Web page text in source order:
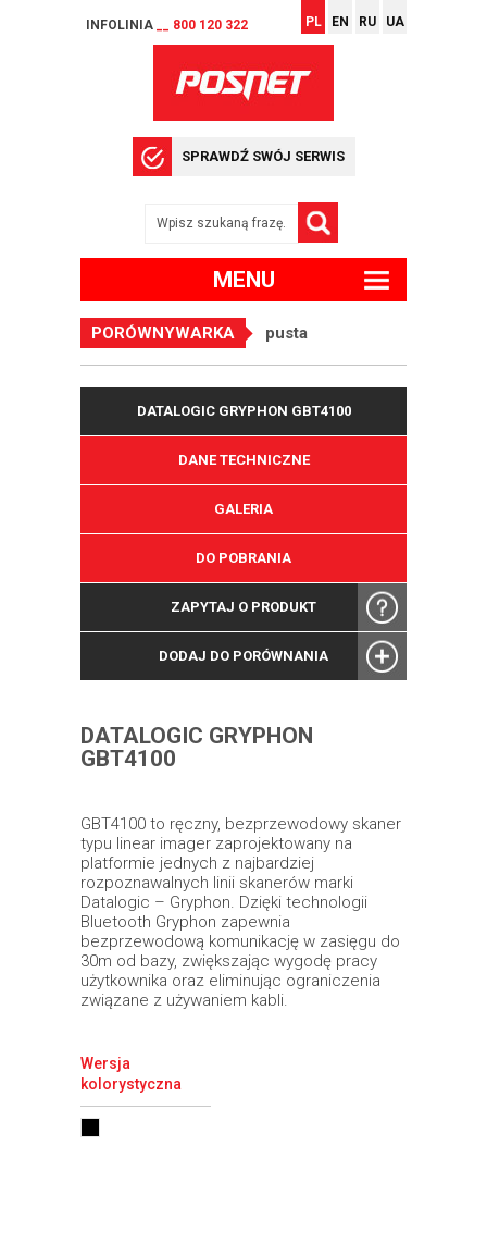
INFOLINIA __ 800 120 322 PL EN RU UA
SPRAWDŹ SWÓJ SERWIS
MENU
PORÓWNYWARKA pusta
DATALOGIC GRYPHON GBT4100
DANE TECHNICZNE
GALERIA
DO POBRANIA
ZAPYTAJ O PRODUKT
DODAJ DO PORÓWNANIA
DATALOGIC GRYPHON
GBT4100
GBT4100 to ręczny, bezprzewodowy skaner
typu linear imager zaprojektowany na
platformie jednych z najbardziej
rozpoznawalnych linii skanerów marki
Datalogic – Gryphon. Dzięki technologii
Bluetooth Gryphon zapewnia
bezprzewodową komunikację w zasięgu do
30m od bazy, zwiększając wygodę pracy
użytkownika oraz eliminując ograniczenia
związane z używaniem kabli.
Wersja
kolorystyczna